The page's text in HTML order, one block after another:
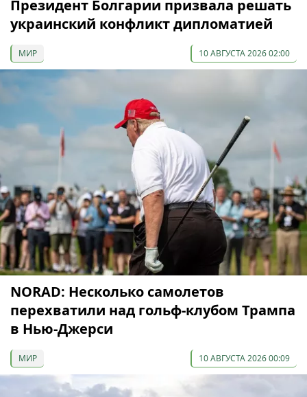
Президент Болгарии призвала решать
украинский конфликт дипломатией
МИР 10 АВГУСТА 2026 02:00
NORAD: Несколько самолетов
перехватили над гольф-клубом Трампа
в Нью-Джерси
МИР 10 АВГУСТА 2026 00:09